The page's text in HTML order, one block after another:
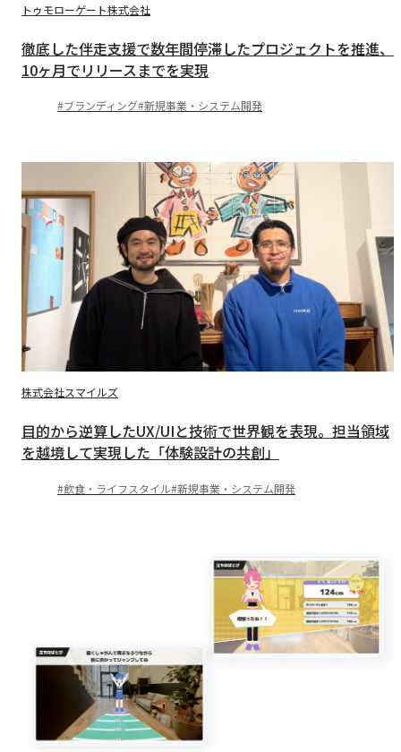
トゥモローゲート株式会社
徹底した伴走支援で数年間停滞したプロジェクトを推進、
10ヶ月でリリースまでを実現
ブランディング 新規事業・システム開発
株式会社スマイルズ
目的から逆算したUX/UIと技術で世界観を表現。担当領域
を越境して実現した「体験設計の共創」
飲食・ライフスタイル 新規事業・システム開発